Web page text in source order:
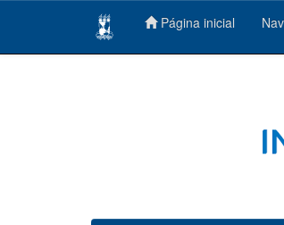
Página inicial